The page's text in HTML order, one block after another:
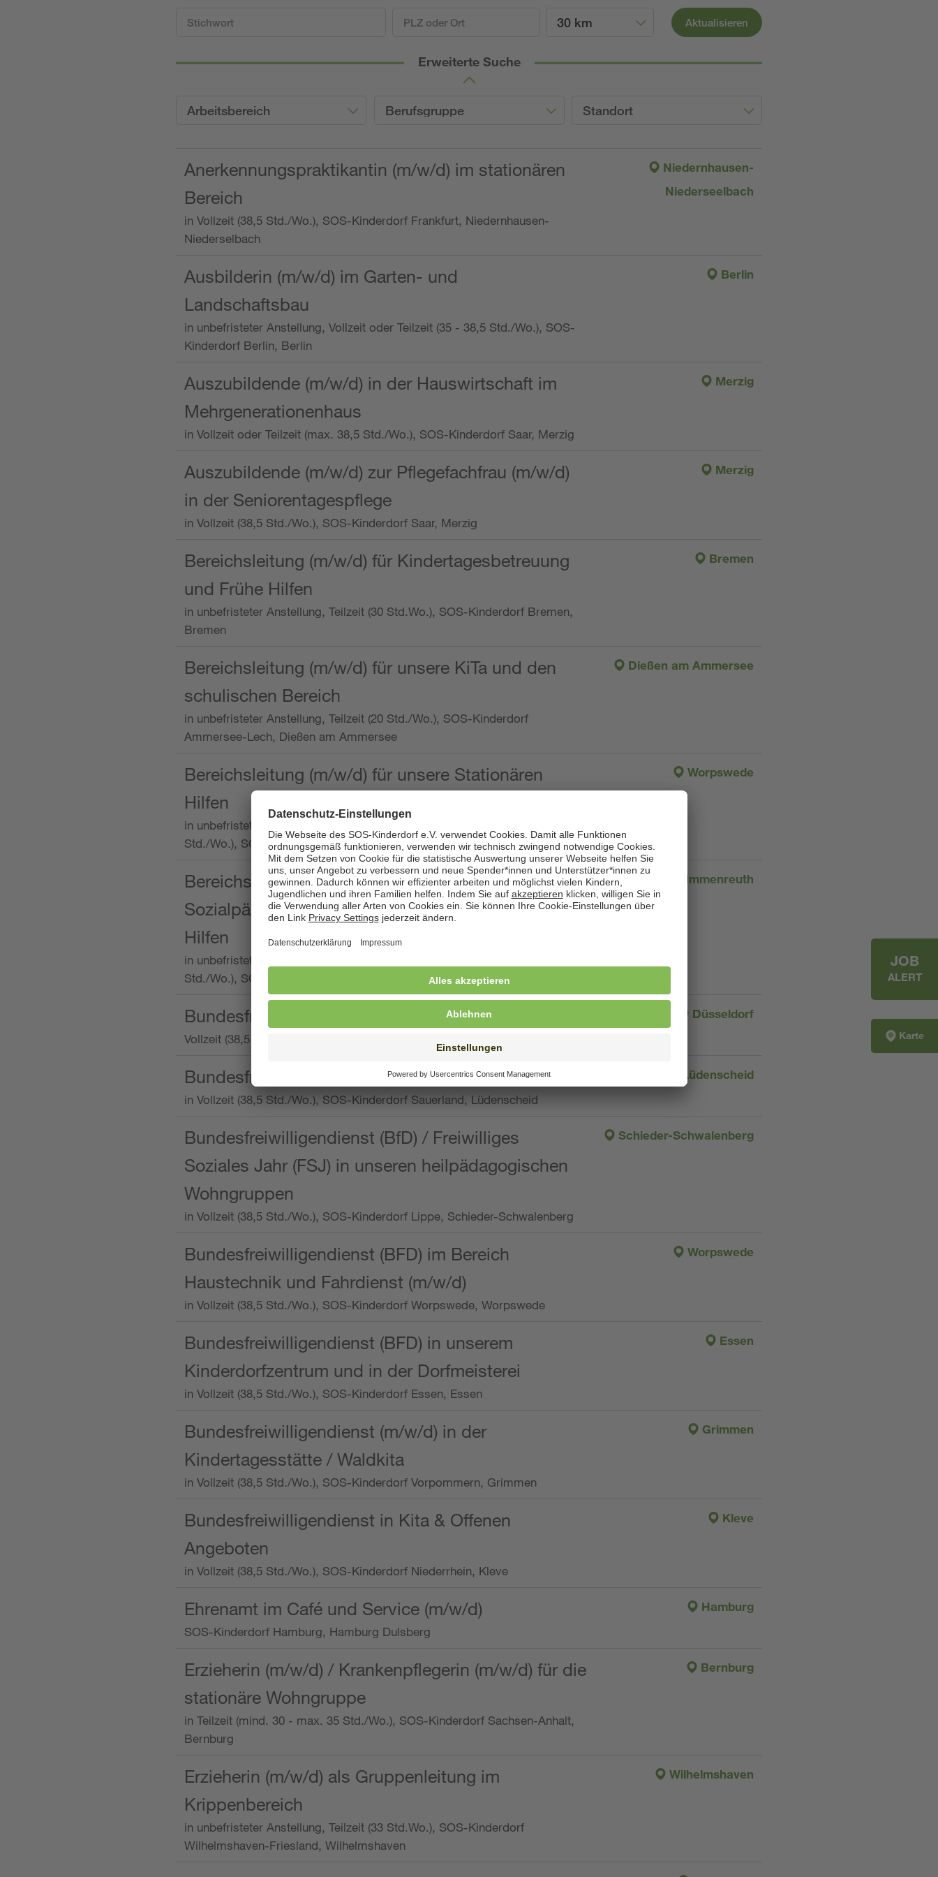
30 km Aktualisieren
Erweiterte Suche
Arbeitsbereich Berufsgruppe Standort
Anerkennungspraktikantin (m/w/d) im stationären
Bereich
in Vollzeit (38,5 Std./Wo.), SOS-Kinderdorf Frankfurt, Niedernhausen-
Niederselbach
Niedernhausen-
Niederseelbach
Ausbilderin (m/w/d) im Garten- und
Landschaftsbau
in unbefristeter Anstellung, Vollzeit oder Teilzeit (35 - 38,5 Std./Wo.), SOS-
Kinderdorf Berlin, Berlin
Berlin
Auszubildende (m/w/d) in der Hauswirtschaft im
Mehrgenerationenhaus
in Vollzeit oder Teilzeit (max. 38,5 Std./Wo.), SOS-Kinderdorf Saar, Merzig
Merzig
Auszubildende (m/w/d) zur Pflegefachfrau (m/w/d)
in der Seniorentagespflege
in Vollzeit (38,5 Std./Wo.), SOS-Kinderdorf Saar, Merzig
Merzig
Bereichsleitung (m/w/d) für Kindertagesbetreuung
und Frühe Hilfen
in unbefristeter Anstellung, Teilzeit (30 Std.Wo.), SOS-Kinderdorf Bremen,
Bremen
Bremen
Bereichsleitung (m/w/d) für unsere KiTa und den
schulischen Bereich
in unbefristeter Anstellung, Teilzeit (20 Std./Wo.), SOS-Kinderdorf
Ammersee-Lech, Dießen am Ammersee
Dießen am Ammersee
Bereichsleitung (m/w/d) für unsere Stationären
Hilfen
in unbefristeter Anstellung, Vollzeit oder Teilzeit (mind. 30 - max. 38,5
Std./Wo.), SOS-Kinderdorf Worpswede,
Worpswede
Bereichsleitung mit der Qualifikation als
Sozialpädagogin (m/w/d) und die Ambulanten
Hilfen
in unbefristeter Anstellung, Vollzeit oder Teilzeit (min. 34 bis max. 38,5
Std./Wo.), SOS-Kinderdorf Oberpfalz, Immenreuth
Immenreuth
Bundesfreiwilligendienst
Vollzeit (38,5 Stunden pro Woche), SOS-Kinderdorf Düsseldorf
Düsseldorf
Bundesfreiwilligendienst
in Vollzeit (38,5 Std./Wo.), SOS-Kinderdorf Sauerland, Lüdenscheid
Lüdenscheid
Bundesfreiwilligendienst (BfD) / Freiwilliges
Soziales Jahr (FSJ) in unseren heilpädagogischen
Wohngruppen
in Vollzeit (38,5 Std./Wo.), SOS-Kinderdorf Lippe, Schieder-Schwalenberg
Schieder-Schwalenberg
Bundesfreiwilligendienst (BFD) im Bereich
Haustechnik und Fahrdienst (m/w/d)
in Vollzeit (38,5 Std./Wo.), SOS-Kinderdorf Worpswede, Worpswede
Worpswede
Bundesfreiwilligendienst (BFD) in unserem
Kinderdorfzentrum und in der Dorfmeisterei
in Vollzeit (38,5 Std./Wo.), SOS-Kinderdorf Essen, Essen
Essen
Bundesfreiwilligendienst (m/w/d) in der
Kindertagesstätte / Waldkita
in Vollzeit (38,5 Std./Wo.), SOS-Kinderdorf Vorpommern, Grimmen
Grimmen
Bundesfreiwilligendienst in Kita & Offenen
Angeboten
in Vollzeit (38,5 Std./Wo.), SOS-Kinderdorf Niederrhein, Kleve
Kleve
Ehrenamt im Café und Service (m/w/d)
SOS-Kinderdorf Hamburg, Hamburg Dulsberg
Hamburg
Erzieherin (m/w/d) / Krankenpflegerin (m/w/d) für die
stationäre Wohngruppe
in Teilzeit (mind. 30 - max. 35 Std./Wo.), SOS-Kinderdorf Sachsen-Anhalt,
Bernburg
Bernburg
Erzieherin (m/w/d) als Gruppenleitung im
Krippenbereich
in unbefristeter Anstellung, Teilzeit (33 Std.Wo.), SOS-Kinderdorf
Wilhelmshaven-Friesland, Wilhelmshaven
Wilhelmshaven
JOB
ALERT
Karte